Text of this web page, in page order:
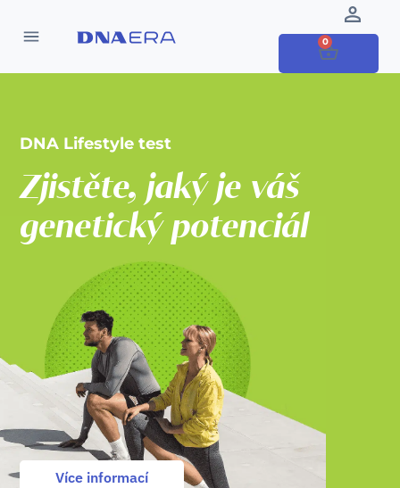
0
DNA Lifestyle test
Zjistěte, jaký je váš
genetický potenciál
Více informací